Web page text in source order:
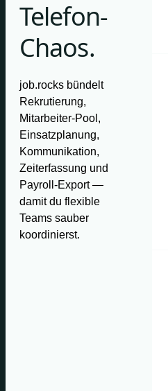
Telefon-
Chaos.
job.rocks bündelt
Rekrutierung,
Mitarbeiter-Pool,
Einsatzplanung,
Kommunikation,
Zeiterfassung und
Payroll-Export —
damit du flexible
Teams sauber
koordinierst.